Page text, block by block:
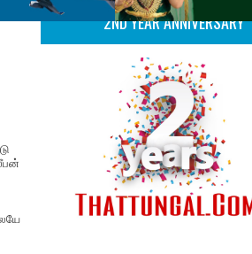
2ND YEAR ANNIVERSARY